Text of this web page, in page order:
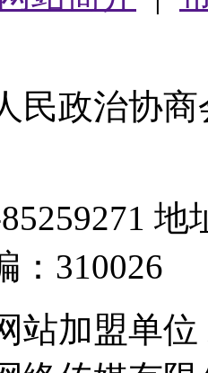
民政治协
：310026
站加盟单